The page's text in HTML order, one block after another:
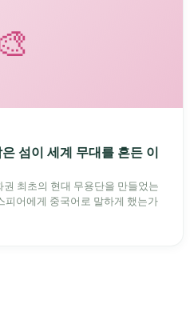
, 전통과 경연이 병행하며 축적해
섬이 세계 무대를 흔든 이
최초의 현대 무용단을 만들었는
피어에게 중국어로 말하게 했는가